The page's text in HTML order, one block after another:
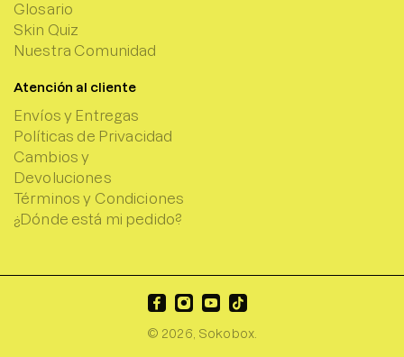
Glosario
Skin Quiz
Nuestra Comunidad
Atención al cliente
Envíos y Entregas
Políticas de Privacidad
Cambios y
Devoluciones
Términos y Condiciones
¿Dónde está mi pedido?
© 2026, Sokobox.